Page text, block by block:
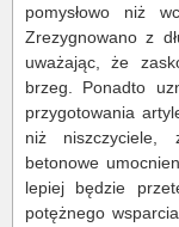
pomysłowo niż
Zrezygnowano z
uważając, że
brzeg. Ponadto
przygotowania
niż niszczyciele,
betonowe
lepiej będzie
potężnego